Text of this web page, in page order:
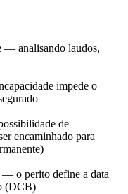
— analisando laudos,
impede o
de
encaminhado para
— o perito define a data
(DCB)